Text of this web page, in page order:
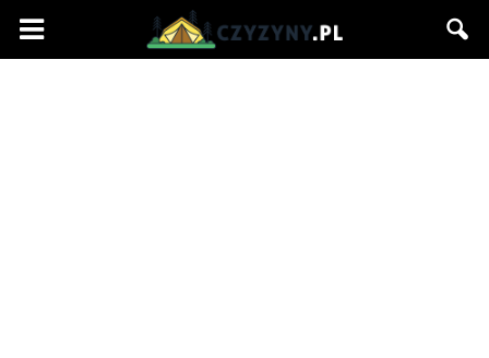
Czyzyny.pl